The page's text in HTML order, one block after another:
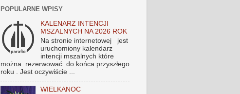
POPULARNE WPISY
KALENARZ INTENCJI
MSZALNYCH NA 2026 ROK
Na stronie internetowej jest
uruchomiony kalendarz
intencji mszalnych które
można rezerwować do końca przyszłego
roku . Jest oczywiście ...
WIELKANOC